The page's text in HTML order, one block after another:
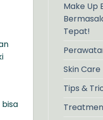
Make Up
Tepat!
Skin Care
Tips &